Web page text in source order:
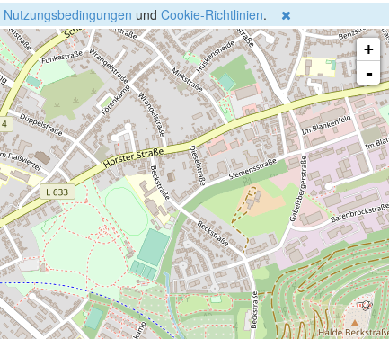
Nutzungsbedingungen und Cookie-Richtlinien.
+
-